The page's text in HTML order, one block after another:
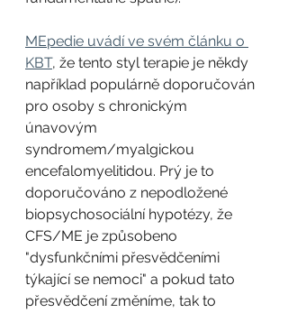
MEpedie uvádí ve svém článku o
KBT, že tento styl terapie je někdy
například populárně doporučován
pro osoby s chronickým
únavovým
syndromem/myalgickou
encefalomyelitidou. Prý je to
doporučováno z nepodložené
biopsychosociální hypotézy, že
CFS/ME je způsobeno
"dysfunkčními přesvědčeními
týkající se nemoci" a pokud tato
přesvědčení změníme, tak to